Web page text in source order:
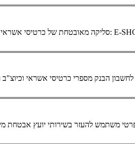
... סליקה מאובטחת של כרטיסי אשראי
לחשבון הבנק מספרי כרטיסי אשראי